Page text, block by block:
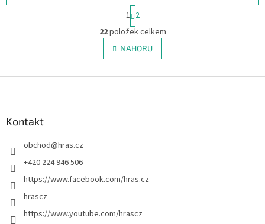
O
v
l
á
ý
s
S
t
r
á
n
k
v
1 2
22položek celkem
NAHORU
Kontakt
obchod@hras.cz
+420 224 946 506
https://www.facebook.com/hras.cz
hrascz
https://www.youtube.com/hrascz